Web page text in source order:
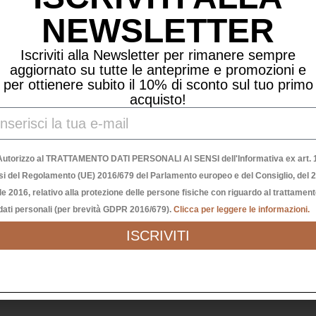
24,90€
NEWSLETTER
Iscriviti alla Newsletter per rimanere sempre
aggiornato su tutte le anteprime e promozioni e
per ottienere subito il 10% di sconto sul tuo primo
acquisto!
al TRATTAMENTO DATI PERSONALI AI SENSI dell'Informativa ex art.
del Regolamento (UE) 2016/679 del Parlamento europeo e del Consiglio, del
2016, relativo alla protezione delle persone fisiche con riguardo al
personali (per brevità GDPR 2016/679). Clicca per leggere le informazioni.
ISCRIVITI